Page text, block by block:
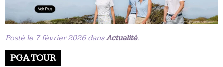
Posté le 7 février 2026 dansActualité.
PGA TOUR